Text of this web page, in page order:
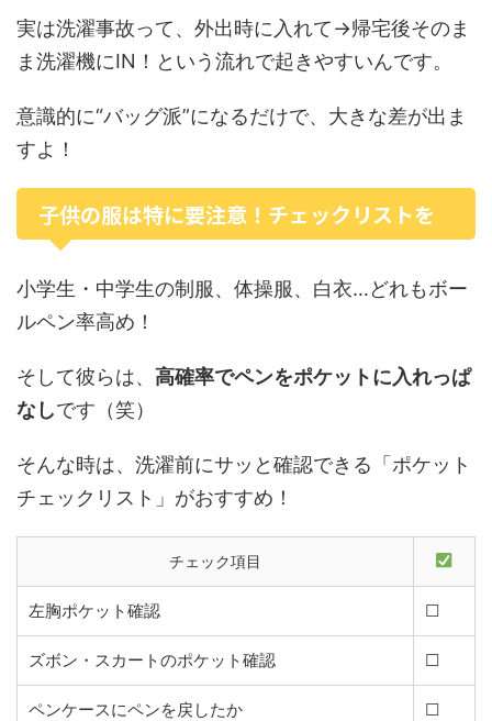
実は洗濯事故って、外出時に入れて→帰宅後そのま
ま洗濯機にIN！という流れで起きやすいんです。
意識的に“バッグ派”になるだけで、大きな差が出ま
すよ！
子供の服は特に要注意！チェックリストを
小学生・中学生の制服、体操服、白衣…どれもボー
ルペン率高め！
そして彼らは、 高確率でペンをポケットに入れっぱ
なしです（笑）
そんな時は、洗濯前にサッと確認できる「ポケット
チェックリスト」がおすすめ！
チェック項目
左胸ポケット確認 ☐
ズボン・スカートのポケット確認 ☐
ペンケースにペンを戻したか ☐